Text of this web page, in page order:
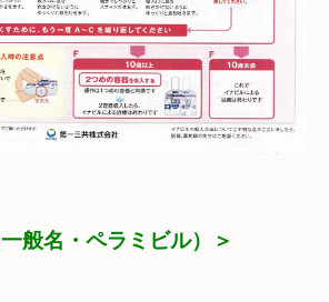
般名・ペラミビル）＞